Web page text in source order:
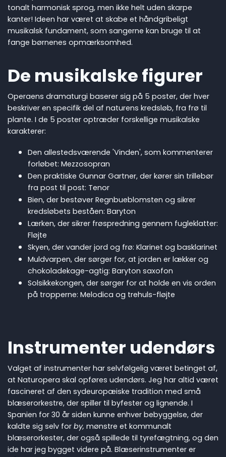
tonalt harmonisk sprog, men ikke helt uden skarpe
kanter! Ideen har været at skabe et håndgribeligt
musikalsk fundament, som sangerne kan bruge til at
fange børnenes opmærksomhed.
De musikalske figurer
Operaens dramaturgi baserer sig på 5 poster, der hver
beskriver en specifik del af naturens kredsløb, fra frø til
plante. I de 5 poster optræder forskellige musikalske
karakterer:
Den allestedsværende 'Vinden', som kommenterer
forløbet: Mezzosopran
Den praktiske Gunnar Gartner, der kører sin trillebør
fra post til post: Tenor
Bien, der bestøver Regnbueblomsten og sikrer
kredsløbets beståen: Baryton
Lærken, der sikrer frøspredning gennem fugleklatter:
Fløjte
Skyen, der vander jord og frø: Klarinet og basklarinet
Muldvarpen, der sørger for, at jorden er lækker og
chokoladekage-agtig: Baryton saxofon
Solsikkekongen, der sørger for at holde en vis orden
på tropperne: Melodica og trehuls-fløjte
Instrumenter udendørs
Valget af instrumenter har selvfølgelig været betinget af,
at Naturopera skal opføres udendørs. Jeg har altid været
fascineret af den sydeuropæiske tradition med små
blæserorkestre, der spiller til byfester og lignende. I
Spanien for 30 år siden kunne enhver bebyggelse, der
kaldte sig selv for by, mønstre et kommunalt
blæserorkester, der også spillede til tyrefægtning, og den
ide har jeg bygget videre på. Blæserinstrumenter er